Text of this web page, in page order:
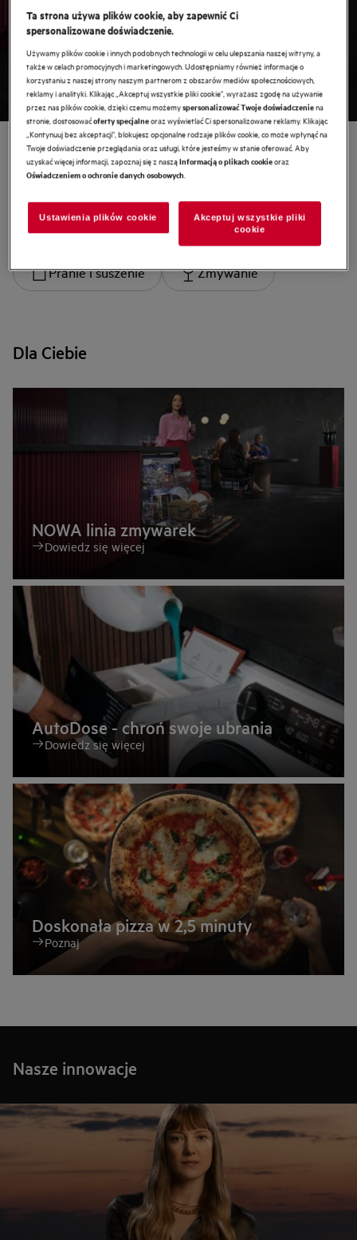
NOWA linia zmywarek
Poznaj
Wybierz kategorię
Gotowanie Lodówki i zamrażarki
Pranie i suszenie Zmywanie
Dla Ciebie
NOWA linia zmywarek
Dowiedz się więcej
AutoDose - chroń swoje ubrania
Dowiedz się więcej
Doskonała pizza w 2,5 minuty
Poznaj
Nasze innowacje
Ta strona używa plików cookie, aby zapewnić Ci
spersonalizowane doświadczenie.
Używamy plików cookie i innych podobnych technologii w celu ulepszania naszej witryny, a
także w celach promocyjnych i marketingowych. Udostępniamy również informacje o
korzystaniu z naszej strony naszym partnerom z obszarów mediów społecznościowych,
reklamy i analityki. Klikając „Akceptuj wszystkie pliki cookie", wyrażasz zgodę na używanie
przez nas plików cookie, dzięki czemu możemyspersonalizować Twoje doświadczeniena
stronie, dostosowaćoferty specjalneoraz wyświetlać Ci spersonalizowane reklamy. Klikając
„Kontynuuj bez akceptacji", blokujesz opcjonalne rodzaje plików cookie, co może wpłynąć na
Twoje doświadczenie przeglądania oraz usługi, które jesteśmy w stanie oferować. Aby
uzyskać więcej informacji, zapoznaj się z nasząInformacją o plikach cookieoraz
Oświadczeniem o ochronie danych osobowych.
Ustawienia plików cookie
Akceptuj wszystkie pliki
cookie